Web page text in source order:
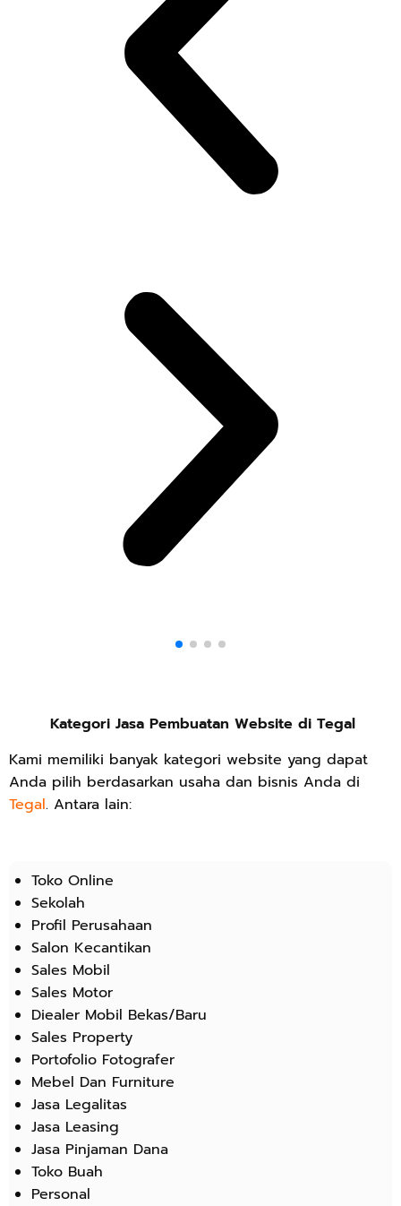
Kategori Jasa Pembuatan Website di Tegal
Kami memiliki banyak kategori website yang dapat
Anda pilih berdasarkan usaha dan bisnis Anda di
Tegal. Antara lain:
Toko Online
Sekolah
Profil Perusahaan
Salon Kecantikan
Sales Mobil
Sales Motor
Diealer Mobil Bekas/Baru
Sales Property
Portofolio Fotografer
Mebel Dan Furniture
Jasa Legalitas
Jasa Leasing
Jasa Pinjaman Dana
Toko Buah
Personal